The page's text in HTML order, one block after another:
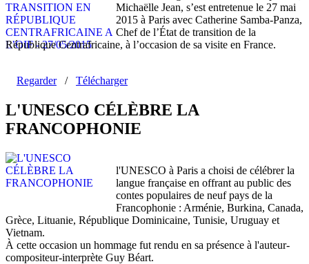
Michaëlle Jean, s’est entretenue le 27 mai
2015 à Paris avec Catherine Samba-Panza,
Chef de l’État de transition de la
République Centrafricaine, à l’occasion de sa visite en France.
Regarder/ Télécharger
L'UNESCO CÉLÈBRE LA
FRANCOPHONIE
l'UNESCO à Paris a choisi de célébrer la
langue française en offrant au public des
contes populaires de neuf pays de la
Francophonie : Arménie, Burkina, Canada,
Grèce, Lituanie, République Dominicaine, Tunisie, Uruguay et
Vietnam.
À cette occasion un hommage fut rendu en sa présence à l'auteur-
compositeur-interprète Guy Béart.